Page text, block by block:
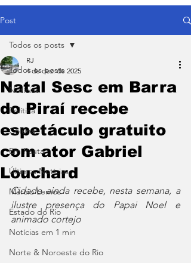
Post
Todos os posts
Notícias
Política
Coluna
Em Pauta
Últimas Notícias
Márcio Lemos
Estado do Rio
Notícias em 1 min
Norte & Noroeste do Rio
Todos os posts
Natal Sesc em Barra
do Piraí recebe
espetáculo gratuito
com ator Gabriel
Louchard
RJ
4 de dez. de 2025
Cidade ainda recebe, nesta semana, a
ilustre presença do Papai Noel e
animado cortejo